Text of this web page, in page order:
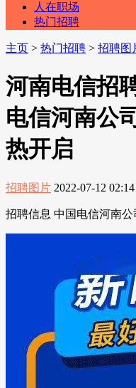
人在职场
热门招聘
主页 > 热门招聘 > 招聘图
河南电信招
电信河南公
热开启
招聘图片 2022-07-12 02:14
招聘信息 中国电信河南